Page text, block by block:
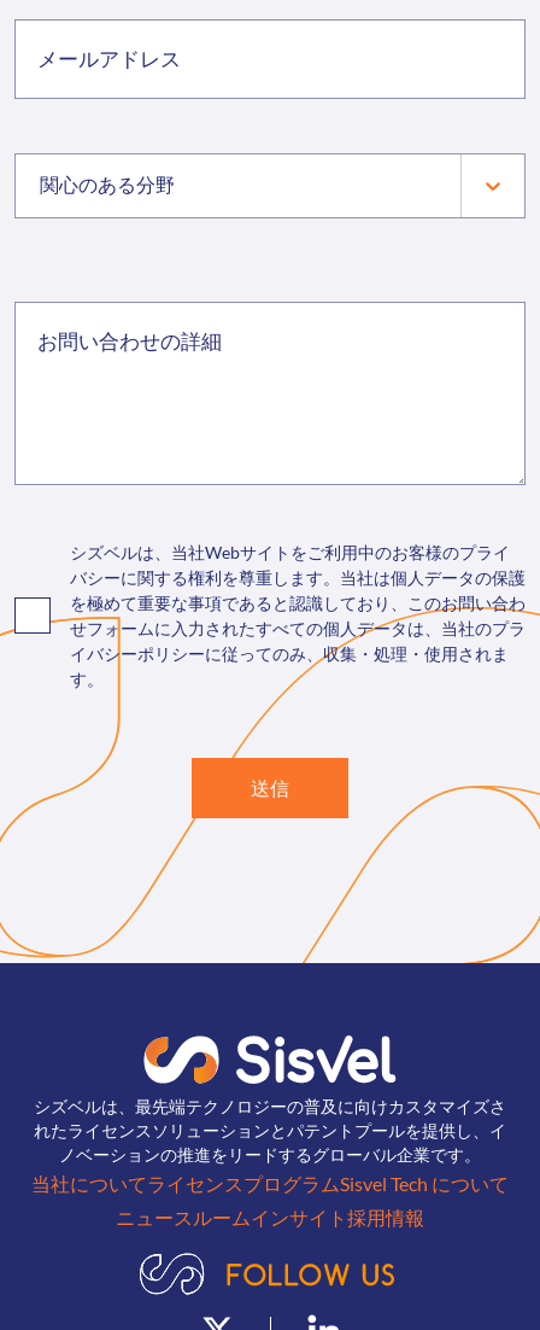
関心のある分野
シズベルは、当社Webサイトをご利用中のお客様のプライ
バシーに関する権利を尊重します。当社は個人データの保護
を極めて重要な事項であると認識しており、このお問い合わ
せフォームに入力されたすべての個人データは、当社のプラ
イバシーポリシーに従ってのみ、収集・処理・使用されま
す。
送信
シズベルは、最先端テクノロジーの普及に向けカスタマイズさ
れたライセンスソリューションとパテントプールを提供し、イ
ノベーションの推進をリードするグローバル企業です。
当社についてライセンスプログラムSisvel Tech について
ニュースルームインサイト 採用情報